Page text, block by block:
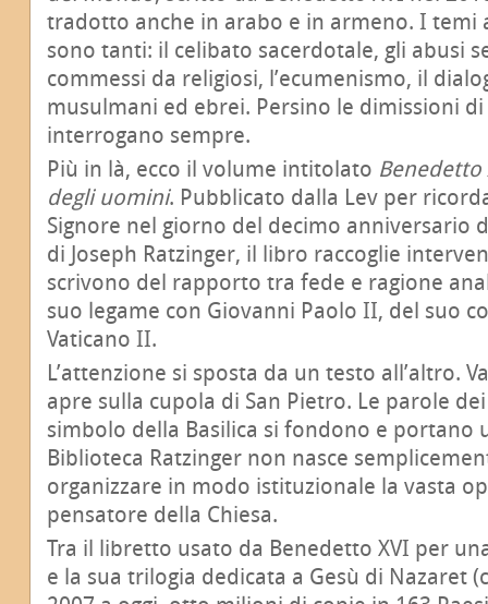
tradotto anche in arabo e in armeno. I
sono tanti: il celibato sacerdotale, gli abusi
commessi da religiosi, l’ecumenismo, il
musulmani ed ebrei. Persino le dimissioni
interrogano sempre.
Più in là, ecco il volume intitolato Benedetto
degli uomini. Pubblicato dalla Lev per
Signore nel giorno del decimo anniversario
di Joseph Ratzinger, il libro raccoglie
scrivono del rapporto tra fede e ragione
suo legame con Giovanni Paolo II, del suo
Vaticano II.
L’attenzione si sposta da un testo all’altro.
apre sulla cupola di San Pietro. Le parole
simbolo della Basilica si fondono e portano
Biblioteca Ratzinger non nasce
organizzare in modo istituzionale la vasta
pensatore della Chiesa.
Tra il libretto usato da Benedetto XVI per
e la sua trilogia dedicata a Gesù di Nazaret